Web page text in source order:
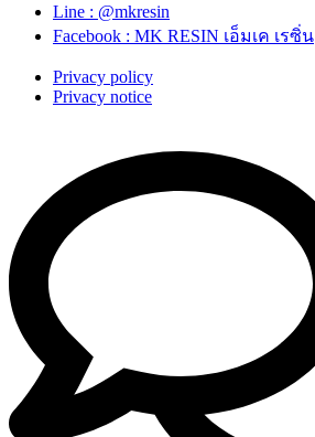
Line : @mkresin
Facebook : MK RESIN เอ็มเค เรซิ่น
Privacy policy
Privacy notice